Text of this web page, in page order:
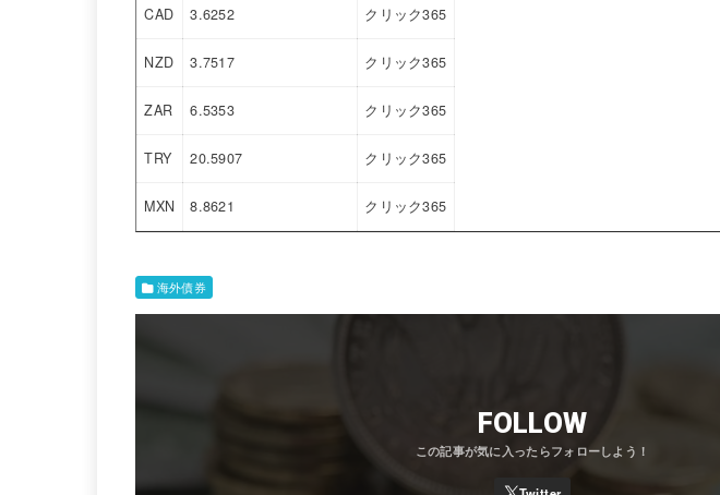
CAD 3.6252 クリック365
NZD 3.7517 クリック365
ZAR 6.5353 クリック365
TRY 20.5907 クリック365
MXN 8.8621 クリック365
海外債券
FOLLOW